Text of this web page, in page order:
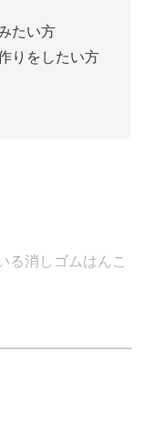
たい方
りをしたい方
る消しゴムはんこ
独自のデザイン